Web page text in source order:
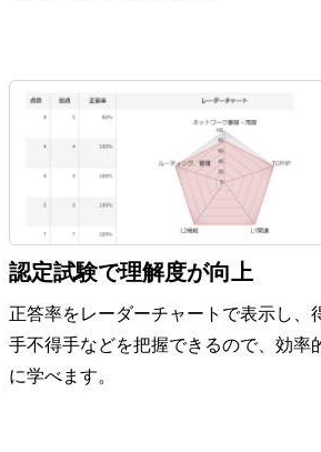
認定試験で理解度が向上
正答率をレーダーチャートで表示し、
手不得手などを把握できるので、効率
に学べます。